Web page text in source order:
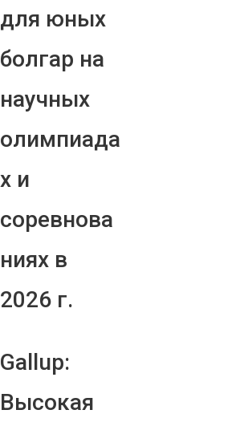
для юных
болгар на
научных
олимпиада
х и
соревнова
ниях в
2026 г.
Gallup:
Высокая